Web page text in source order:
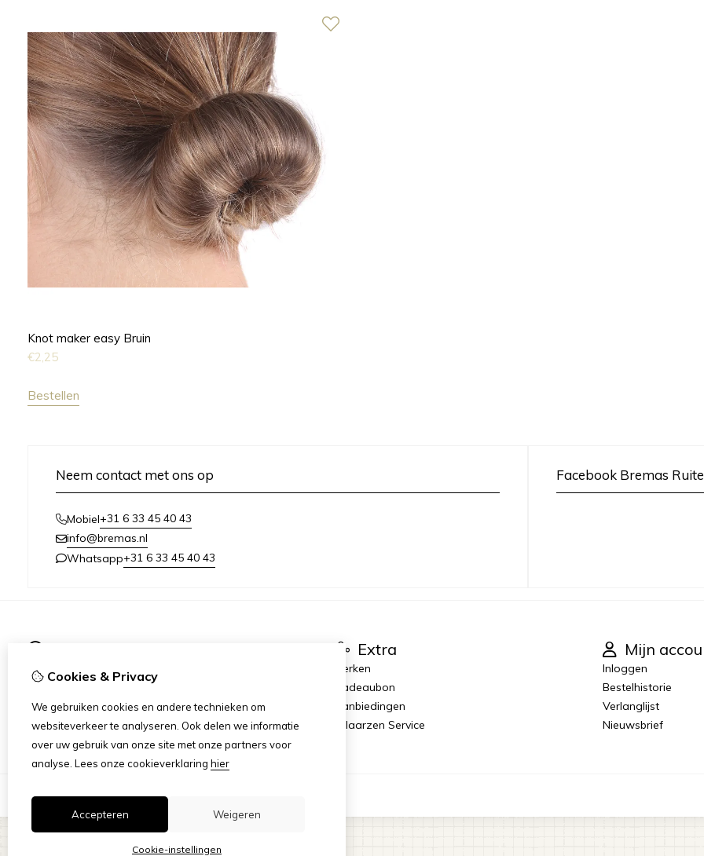
Knot maker easy Bruin
€2,25
Bestellen
Neem contact met ons op
Mobiel+31 6 33 45 40 43
info@bremas.nl
Whatsapp+31 6 33 45 40 43
Facebook Bremas
Verzending & Betaling
Algemene Voorwaarden
Privacy Statement
Extra
Merken
Cadeaubon
Aanbiedingen
Rijlaarzen Service
Mijn
Inloggen
Bestelhistorie
Verlanglijst
Nieuwsbrief
Cookies & Privacy
We gebruiken cookies en andere technieken om
websiteverkeer te analyseren. Ook delen we informatie
over uw gebruik van onze site met onze partners voor
analyse. Lees onze cookieverklaring hier
Accepteren Weigeren
Cookie-instellingen